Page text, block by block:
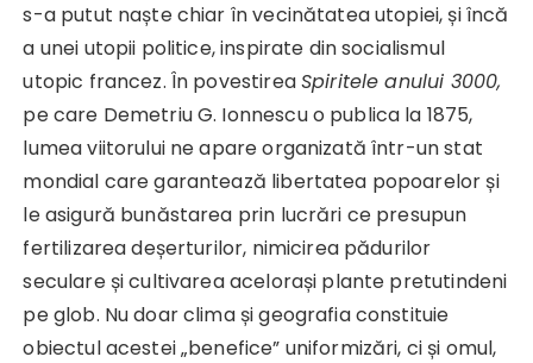
s-a putut naște chiar în vecinătatea utopiei, și încă
a unei utopii politice, inspirate din socialismul
utopic francez. În povestireaSpiritele anului 3000,
pe care Demetriu G. Ionnescu o publica la 1875,
lumea viitorului ne apare organizată într-un stat
mondial care garantează libertatea popoarelor și
le asigură bunăstarea prin lucrări ce presupun
fertilizarea deșerturilor, nimicirea pădurilor
seculare și cultivarea acelorași plante pretutindeni
pe glob. Nu doar clima și geografia constituie
obiectul acestei „benefice” uniformizări, ci și omul,